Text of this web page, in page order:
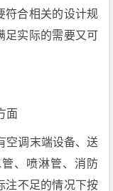
符合相关的设计规
足实际的需要又可
面
空调末端设备、送
、喷淋管、消防
注不足的情况下按